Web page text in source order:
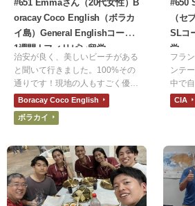
#651 Emmaさん（20代女性）B
oracay Coco English（ボラカ
イ島）General Englishコース
1週間 | フィリピン留学
治安が良く、美しいビーチがある
と聞いて行きました。100%その
通りです！現地の人もすごく優し
いし困ったときもすぐに助けてく
れました。また、どこのビーチに
行っても美しい景色が広がってお
た。
Boracay Coco English
ボラカイ
#650
（セ
SLコ
学
フラ
ンテ
中で
いま
職業
CIA